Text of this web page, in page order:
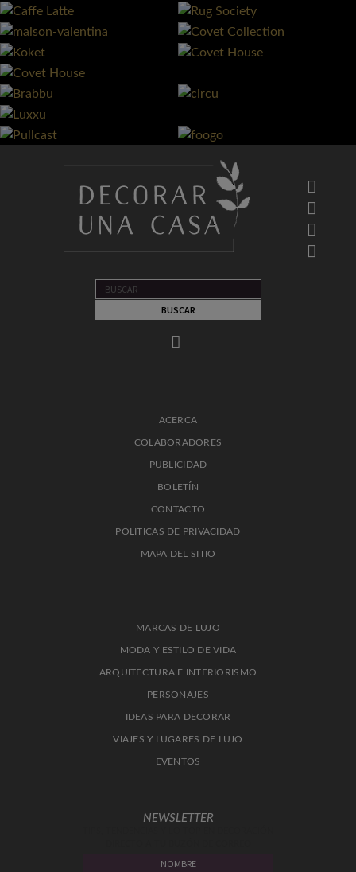
ACERCA
COLABORADORES
PUBLICIDAD
BOLETÍN
CONTACTO
POLITICAS DE PRIVACIDAD
MAPA DEL SITIO
MARCAS DE LUJO
MODA Y ESTILO DE VIDA
ARQUITECTURA E INTERIORISMO
PERSONAJES
IDEAS PARA DECORAR
VIAJES Y LUGARES DE LUJO
EVENTOS
NEWSLETTER